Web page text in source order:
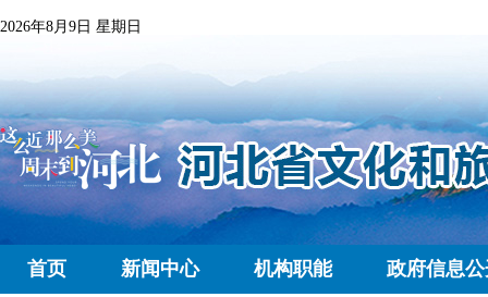
2026年8月9日 星期日
首页 新闻中心 机构职能 政府信息